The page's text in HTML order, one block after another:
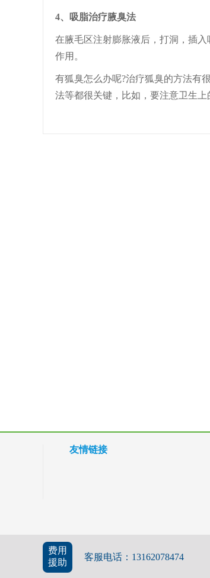
费用
援助
客服电话：13162078474
4、吸脂治疗腋臭法
在腋毛区注射膨胀液后，打洞，插
作用。
有狐臭怎么办呢?治疗狐臭的方法有
法等都很关键，比如，要注意卫生上
友情链接